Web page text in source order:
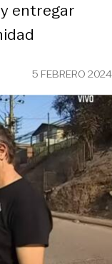
entregar
5 FEBRERO 2024